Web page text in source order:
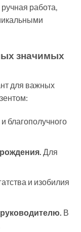
работа,
значимых
для важных
благополучного
Для
и изобилия
В